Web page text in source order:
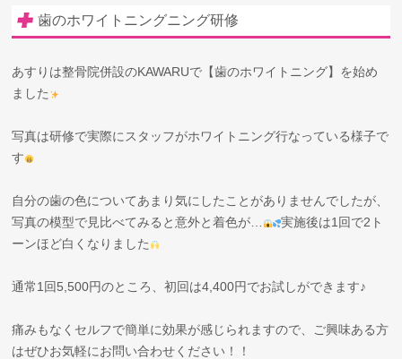
歯のホワイトニングニング研修
あすりは整骨院併設のKAWARUで【歯のホワイトニング】を始め
ました
写真は研修で実際にスタッフがホワイトニング行なっている様子で
す
自分の歯の色についてあまり気にしたことがありませんでしたが、
写真の模型で見比べてみると意外と着色が…
実施後は1回で2ト
ーンほど白くなりました
通常1回5,500円のところ、初回は4,400円でお試しができます♪
痛みもなくセルフで簡単に効果が感じられますので、ご興味ある方
はぜひお気軽にお問い合わせください！！